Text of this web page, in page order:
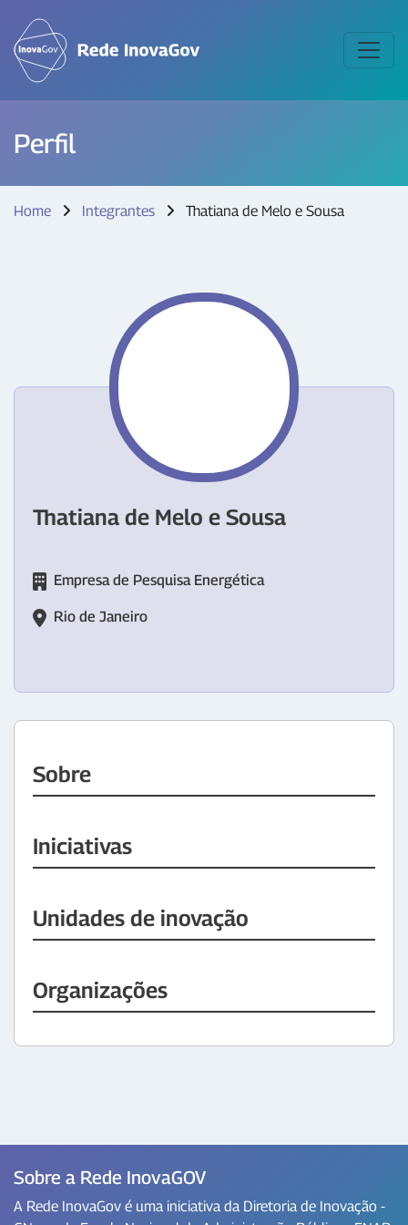
Perfil
Home Integrantes Thatiana de Melo e Sousa
Thatiana de Melo e Sousa
Empresa de Pesquisa Energética
Rio de Janeiro
Sobre
Iniciativas
Unidades de inovação
Organizações
Sobre a Rede InovaGOV
A Rede InovaGov é uma iniciativa da Diretoria de Inovação -